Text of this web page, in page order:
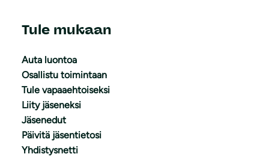
Tule mukaan
Auta luontoa
Osallistu toimintaan
Tule vapaaehtoiseksi
Liity jäseneksi
Jäsenedut
Päivitä jäsentietosi
Yhdistysnetti